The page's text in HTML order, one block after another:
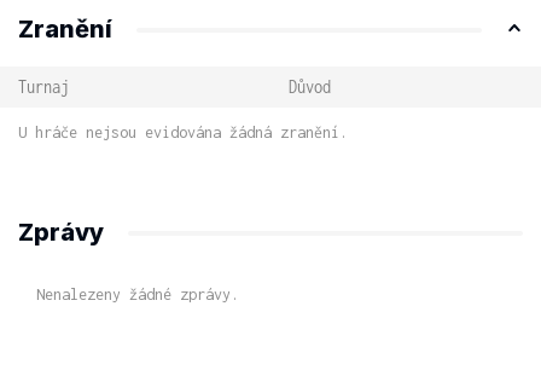
Zranění
Turnaj Důvod
U hráče nejsou evidována žádná zranění.
Zprávy
Nenalezeny žádné zprávy.